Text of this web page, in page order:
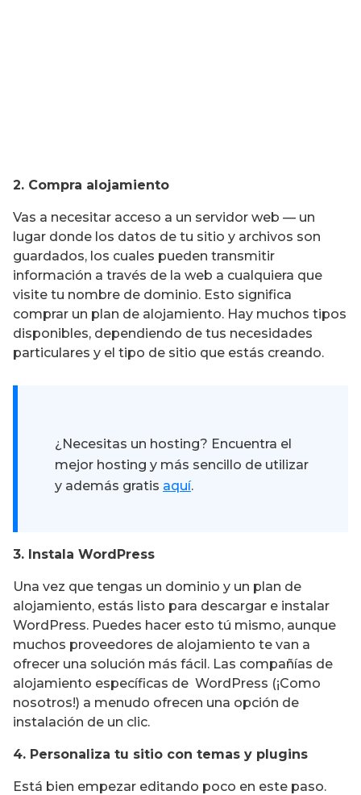
2. Compra alojamiento
Vas a necesitar acceso a un servidor web — un
lugar donde los datos de tu sitio y archivos son
guardados, los cuales pueden transmitir
información a través de la web a cualquiera que
visite tu nombre de dominio. Esto significa
comprar un plan de alojamiento. Hay muchos tipos
disponibles, dependiendo de tus necesidades
particulares y el tipo de sitio que estás creando.
¿Necesitas un hosting? Encuentra el
mejor hosting y más sencillo de utilizar
y además gratis aquí.
3. Instala WordPress
Una vez que tengas un dominio y un plan de
alojamiento, estás listo para descargar e instalar
WordPress. Puedes hacer esto tú mismo, aunque
muchos proveedores de alojamiento te van a
ofrecer una solución más fácil. Las compañías de
alojamiento específicas de WordPress (¡Como
nosotros!) a menudo ofrecen una opción de
instalación de un clic.
4. Personaliza tu sitio con temas y plugins
Está bien empezar editando poco en este paso.